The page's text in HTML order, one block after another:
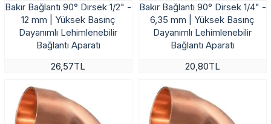
Bakır Bağlantı 90° Dirsek 1/2" -
12 mm | Yüksek Basınç
Dayanımlı Lehimlenebilir
Bağlantı Aparatı
26,57TL
Bakır Bağlantı 90° Dirsek 1/4" -
6,35 mm | Yüksek Basınç
Dayanımlı Lehimlenebilir
Bağlantı Aparatı
20,80TL